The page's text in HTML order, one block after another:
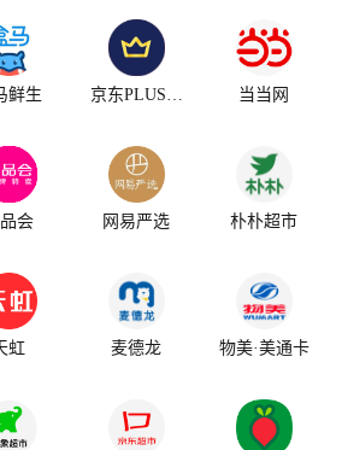
鲜生 京东PLUS会员 当当网
会 网易严选 朴朴超市
虹 麦德龙 物美·美通卡